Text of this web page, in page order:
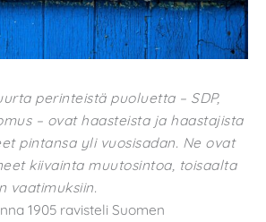
perinteistä puoluetta – SDP,
– ovat haasteista ja haastajista
pintansa yli vuosisadan. Ne ovat
kiivainta muutosintoa, toisaalta
vaatimuksiin.
1905 ravisteli Suomen